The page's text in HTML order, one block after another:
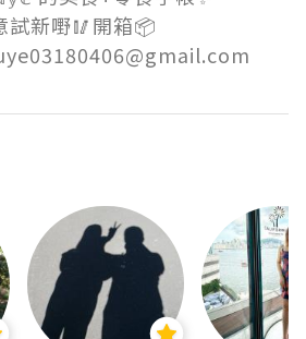
試新嘢🥢開箱📦